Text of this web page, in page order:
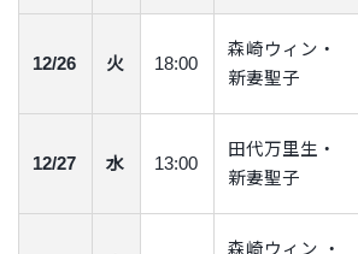
12/26 火 18:00
森崎ウィン・
新妻聖子
12/27 水 13:00
田代万里生・
新妻聖子
森崎ウィン ・